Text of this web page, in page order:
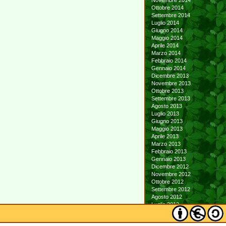
Ottobre 2014
Settembre 2014
Luglio 2014
Giugno 2014
Maggio 2014
Aprile 2014
Marzo 2014
Febbraio 2014
Gennaio 2014
Dicembre 2013
Novembre 2013
Ottobre 2013
Settembre 2013
Agosto 2013
Luglio 2013
Giugno 2013
Maggio 2013
Aprile 2013
Marzo 2013
Febbraio 2013
Gennaio 2013
Dicembre 2012
Novembre 2012
Ottobre 2012
Settembre 2012
Agosto 2012
Luglio 2012
Giugno 2012
Maggio 2012